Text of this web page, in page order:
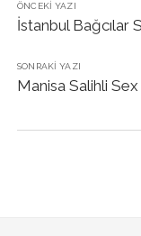
ÖNCEKI YAZI
İstanbul Bağcılar
SONRAKI YAZI
Manisa Salihli